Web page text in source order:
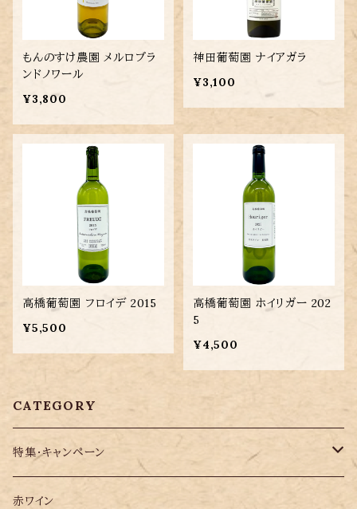
もんのすけ農園 メルロブラ
ンドノワール
¥3,800
神田葡萄園 ナイアガラ
¥3,100
高橋葡萄園 フロイデ 2015
¥5,500
高橋葡萄園 ホイリガー 202
5
¥4,500
CATEGORY
特集・キャンペーン
ソムリエ松田 2025年 ベスト10選ワイン
赤ワイン